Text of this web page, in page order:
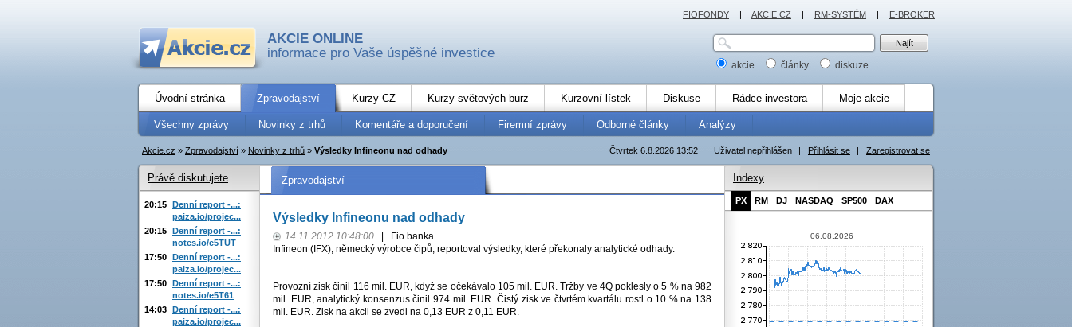
AKCIE ONLINE
informace pro Vaše úspěšné investice
akcie články diskuze
Úvodní stránka Zpravodajství Kurzy CZ Kurzy světových burz Kurzovní lístek Diskuse Rádce investora Moje akcie
Všechny zprávy Novinky z trhů Komentáře a doporučení Firemní zprávy Odborné články Analýzy
Uživatel nepřihlášen | Přihlásit se | Zaregistrovat se
Čtvrtek 6.8.2026 13:52
Akcie.cz » Zpravodajství » Novinky z trhů » Výsledky Infineonu nad odhady
Zpravodajství
Výsledky Infineonu nad odhady
14.11.2012 10:48:00
Fio banka
Infineon (IFX), německý výrobce čipů, reportoval výsledky, které překonaly analytické odhady.
Provozní zisk činil 116 mil. EUR, když se očekávalo 105 mil. EUR. Tržby ve 4Q poklesly o 5 % na 982
mil. EUR, analytický konsenzus činil 974 mil. EUR. Čistý zisk ve čtvrtém kvartálu rostl o 10 % na 138
mil. EUR. Zisk na akcii se zvedl na 0,13 EUR z 0,11 EUR.
Právě diskutujete
20:15 Denní report -...:
paiza.io/projec...
20:15 Denní report -...:
notes.io/e5TUT
17:50 Denní report -...:
paiza.io/projec...
17:50 Denní report -...:
notes.io/e5T61
14:03 Denní report -...:
paiza.io/projec...
Indexy
PX RM DJ NASDAQ SP500 DAX
06.08.2026
FIOFONDY | AKCIE.CZ | RM-SYSTÉM | E-BROKER